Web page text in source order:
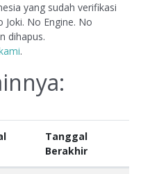
yang sudah verifikasi
Joki. No Engine. No
dihapus.
.
Tanggal
Berakhir